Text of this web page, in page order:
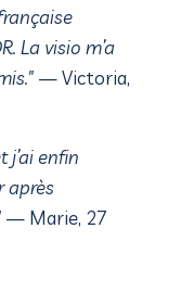
La visio m’a
— Victoria,
j’ai enfin
après
— Marie, 27